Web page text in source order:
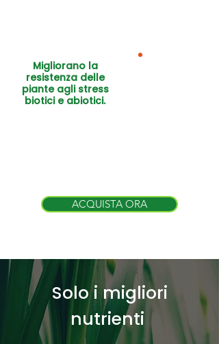
Migliorano la
resistenza delle
piante agli stress
biotici e abiotici.
ACQUISTA ORA
Solo i migliori
nutrienti